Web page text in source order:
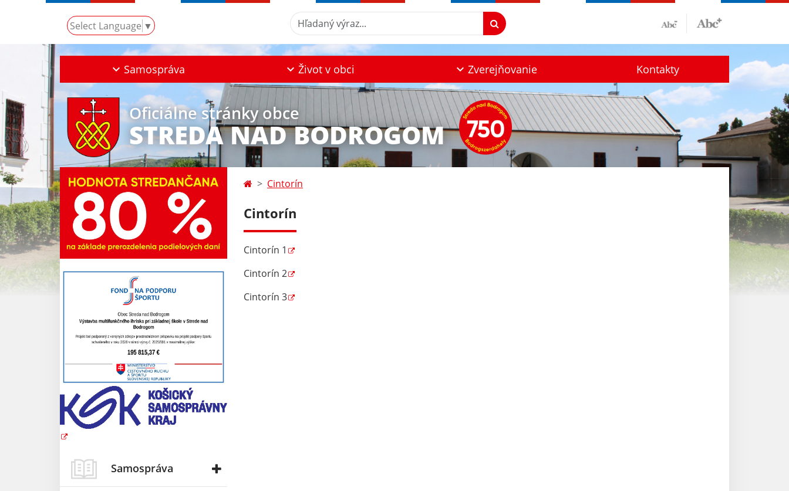
Select Language ▼
Hľadaný výraz...
Samospráva Život v obci Zverejňovanie Kontakty
Oficiálne stránky obce
STREDA NAD BODROGOM
Samospráva
Cintorín
Cintorín
Cintorín 1
Cintorín 2
Cintorín 3